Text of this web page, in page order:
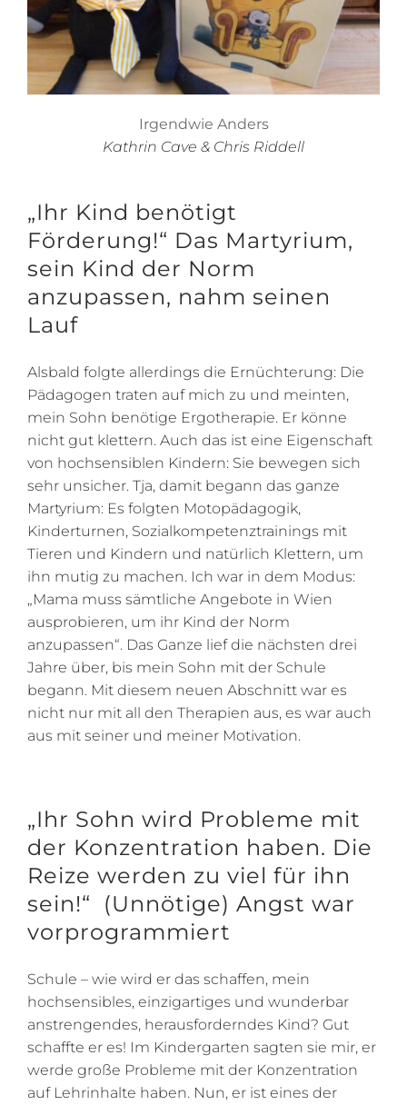
Irgendwie Anders
Kathrin Cave & Chris Riddell
„Ihr Kind benötigt
Förderung!“ Das Martyrium,
sein Kind der Norm
anzupassen, nahm seinen
Lauf
Alsbald folgte allerdings die Ernüchterung: Die
Pädagogen traten auf mich zu und meinten,
mein Sohn benötige Ergotherapie. Er könne
nicht gut klettern. Auch das ist eine Eigenschaft
von hochsensiblen Kindern: Sie bewegen sich
sehr unsicher. Tja, damit begann das ganze
Martyrium: Es folgten Motopädagogik,
Kinderturnen, Sozialkompetenztrainings mit
Tieren und Kindern und natürlich Klettern, um
ihn mutig zu machen. Ich war in dem Modus:
„Mama muss sämtliche Angebote in Wien
ausprobieren, um ihr Kind der Norm
anzupassen“. Das Ganze lief die nächsten drei
Jahre über, bis mein Sohn mit der Schule
begann. Mit diesem neuen Abschnitt war es
nicht nur mit all den Therapien aus, es war auch
aus mit seiner und meiner Motivation.
„Ihr Sohn wird Probleme mit
der Konzentration haben. Die
Reize werden zu viel für ihn
sein!“ (Unnötige) Angst war
vorprogrammiert
Schule – wie wird er das schaffen, mein
hochsensibles, einzigartiges und wunderbar
anstrengendes, herausforderndes Kind? Gut
schaffte er es! Im Kindergarten sagten sie mir, er
werde große Probleme mit der Konzentration
auf Lehrinhalte haben. Nun, er ist eines der